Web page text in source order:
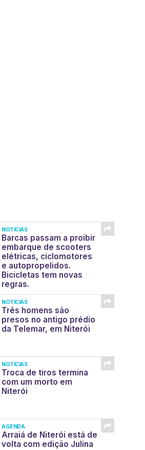
NOTÍCIAS
Barcas passam a proibir
embarque de scooters
elétricas, ciclomotores
e autopropelidos.
Bicicletas tem novas
regras.
NOTÍCIAS
Três homens são
presos no antigo prédio
da Telemar, em Niterói
NOTÍCIAS
Troca de tiros termina
com um morto em
Niterói
AGENDA
Arraiá de Niterói está de
volta com edição Julina